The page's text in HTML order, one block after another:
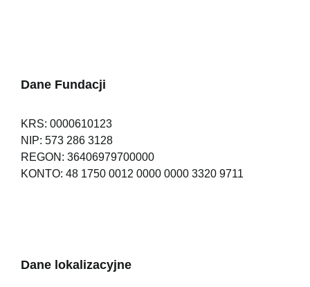
Dane Fundacji
KRS: 0000610123
NIP: 573 286 3128
REGON: 36406979700000
KONTO: 48 1750 0012 0000 0000 3320 9711
Dane lokalizacyjne